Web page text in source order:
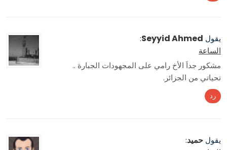
يقول Seyyid Ahmed
:
الساعة
مشكور جداَ الأخ رامي على المجهودات الجبارة ..
تحياتي من الجزائر.
رد
يقول حميد: